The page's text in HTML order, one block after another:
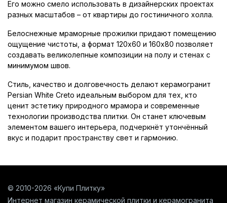
Его можно смело использовать в дизайнерских проектах
разных масштабов – от квартиры до гостиничного холла.
Белоснежные мраморные прожилки придают помещению
ощущение чистоты, а формат 120x60 и 160x80 позволяет
создавать великолепные композиции на полу и стенах с
минимумом швов.
Стиль, качество и долговечность делают керамогранит
Persian White Creto идеальным выбором для тех, кто
ценит эстетику природного мрамора и современные
технологии производства плитки. Он станет ключевым
элементом вашего интерьера, подчеркнёт утончённый
вкус и подарит пространству свет и гармонию.
© 2010-2026 «Купи Плитку»
Интернет магазин керамической плитки и керамогранита